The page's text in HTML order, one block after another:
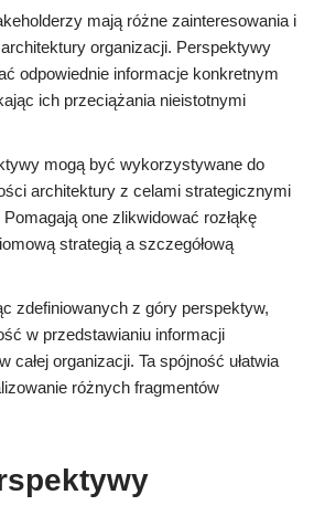
mają różne zainteresowania i
organizacji. Perspektywy
odpowiednie informacje konkretnym
ich przeciążania nieistotnymi
mogą być wykorzystywane do
architektury z celami strategicznymi
one zlikwidować rozłąkę
strategią a szczegółową
zdefiniowanych z góry perspektyw,
w przedstawianiu informacji
całej organizacji. Ta spójność ułatwia
różnych fragmentów